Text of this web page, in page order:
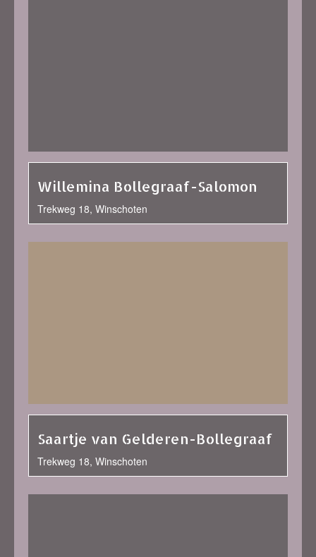
Willemina Bollegraaf-Salomon
Trekweg 18, Winschoten
Saartje van Gelderen-Bollegraaf
Trekweg 18, Winschoten